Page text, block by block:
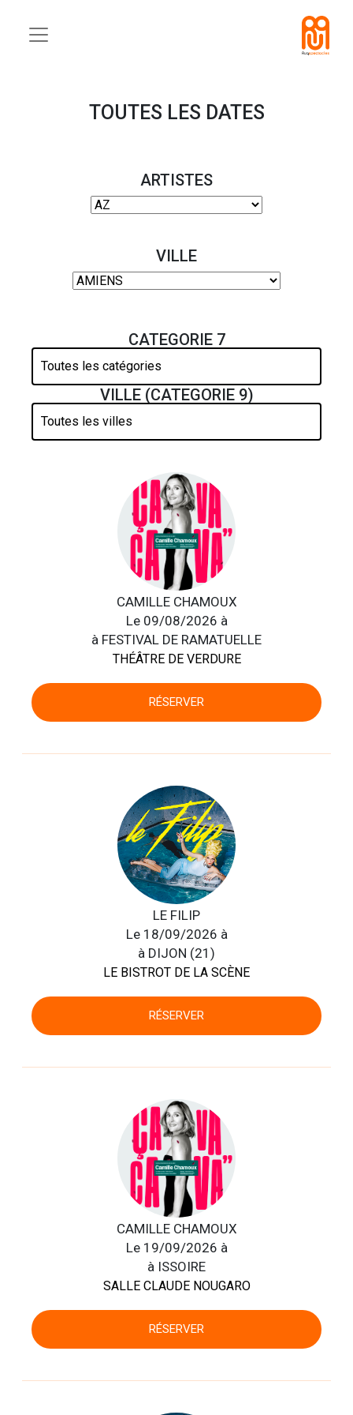
TOUTES LES DATES
ARTISTES
VILLE
CATEGORIE 7
VILLE (CATEGORIE 9)
CAMILLE CHAMOUX
Le 09/08/2026 à
à FESTIVAL DE RAMATUELLE
THÉÂTRE DE VERDURE
RÉSERVER
LE FILIP
Le 18/09/2026 à
à DIJON (21)
LE BISTROT DE LA SCÈNE
RÉSERVER
CAMILLE CHAMOUX
Le 19/09/2026 à
à ISSOIRE
SALLE CLAUDE NOUGARO
RÉSERVER